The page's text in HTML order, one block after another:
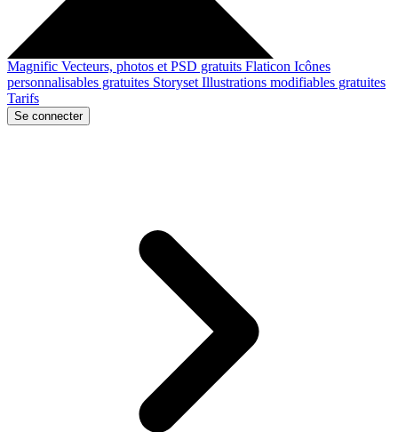
Magnific Vecteurs, photos et PSD gratuits Flaticon Icônes
personnalisables gratuites Storyset Illustrations modifiables gratuites
Tarifs
Se connecter